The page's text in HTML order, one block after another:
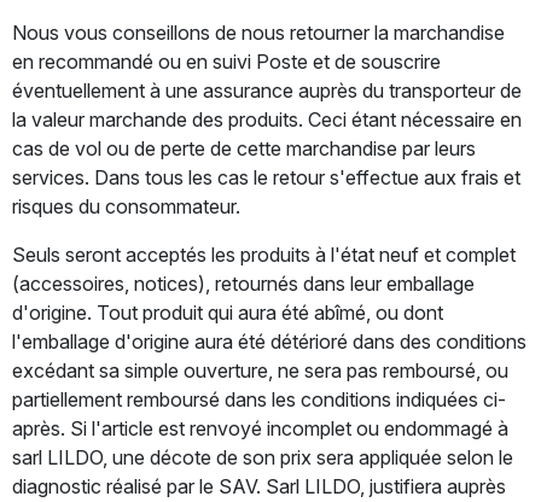
Nous vous conseillons de nous retourner la marchandise
en recommandé ou en suivi Poste et de souscrire
éventuellement à une assurance auprès du transporteur de
la valeur marchande des produits. Ceci étant nécessaire en
cas de vol ou de perte de cette marchandise par leurs
services. Dans tous les cas le retour s'effectue aux frais et
risques du consommateur.
Seuls seront acceptés les produits à l'état neuf et complet
(accessoires, notices), retournés dans leur emballage
d'origine. Tout produit qui aura été abîmé, ou dont
l'emballage d'origine aura été détérioré dans des conditions
excédant sa simple ouverture, ne sera pas remboursé, ou
partiellement remboursé dans les conditions indiquées ci-
après. Si l'article est renvoyé incomplet ou endommagé à
sarl LILDO, une décote de son prix sera appliquée selon le
diagnostic réalisé par le SAV. Sarl LILDO, justifiera auprès